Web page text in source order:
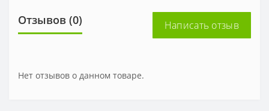
Отзывов (0) Написать отзыв
Нет отзывов о данном товаре.